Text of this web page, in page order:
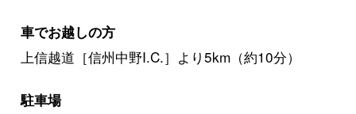
車でお越しの方
上信越道［信州中野I.C.］より5km（約10分）
駐車場